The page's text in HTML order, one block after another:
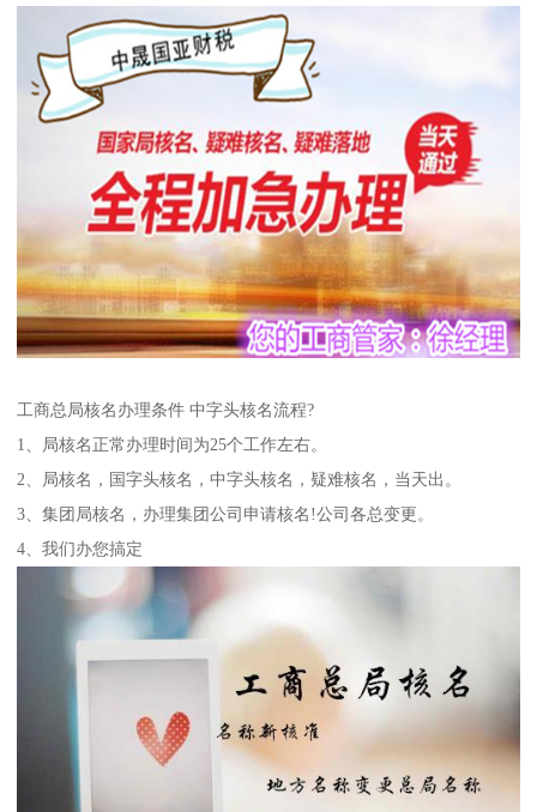
工商总局核名办理条件 中字头核名流程?
1、局核名正常办理时间为25个工作左右。
2、局核名，国字头核名，中字头核名，疑难核名，当天出。
3、集团局核名，办理集团公司申请核名!公司各总变更。
4、我们办您搞定